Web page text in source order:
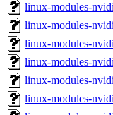
linux-modules-
linux-modules-
linux-modules-
linux-modules-
linux-modules-
linux-modules-